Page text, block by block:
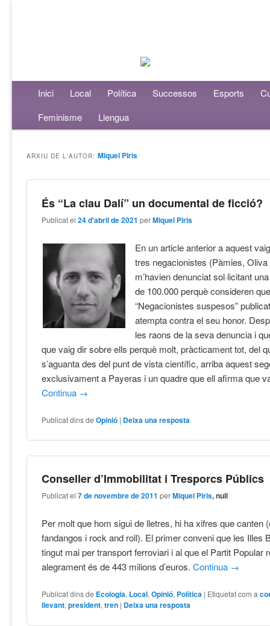
Menú principalAneu al contingut principal
Aneu al contingut secundari
Inici Local Política Successos Esports
Feminisme
Llengua
ARXIU DE L'AUTOR: Miquel Piris
És “La clau Dalí” un documental de ficció?
Publicat el24 d'abril de 2021 perMiquel Piris
En un article anterior a aquest
tres negacionistes (Pàmies,
m’havien denunciat sol·licitant
de 100.000 perquè consideren
“Negacionistes suspesos”
atempta contra el seu honor.
les raons de la seva denuncia i
que vaig dir sobre ells perquè molt, pràcticament tot, del
s’aguanta des del punt de vista científic, arriba aquest
exclusivament a Payeras i un quadre que ell afirma que
Continua →
Publicat dins de Opinió | Deixa una resposta
Conseller d’Immobilitat i Tresporcs Públics
Publicat el7 de novembre de 2011 perMiquel Piris, null
Per molt que hom sigui de lletres, hi ha xifres que canten
fandangos i rock and roll). El primer conveni que les Illes
tingut mai per transport ferroviari i al que el Partit Popular
alegrament és de 443 milions d’euros.Continua →
Publicat dins de Ecologia, Local,Opinió, Política | Etiquetat com a
llevant,president,tren | Deixa una resposta